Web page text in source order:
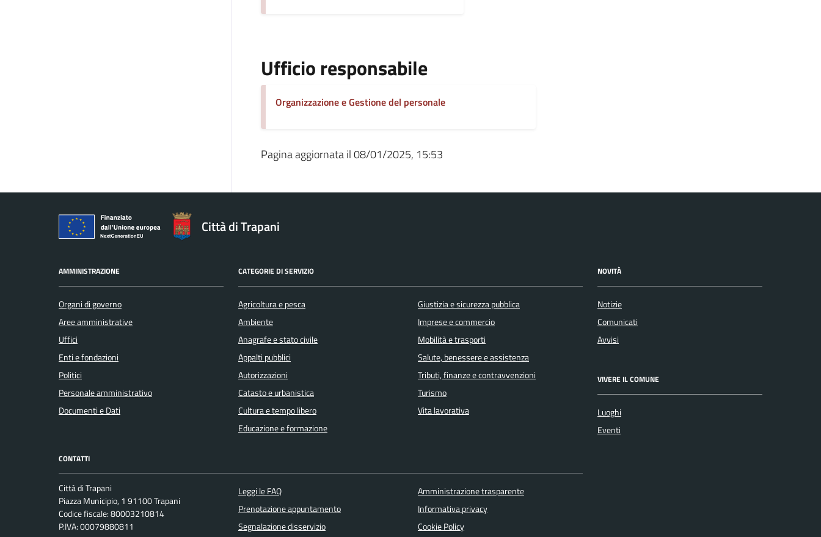
Ufficio responsabile
Organizzazione e Gestione del personale
Pagina aggiornata il 08/01/2025, 15:53
Città di Trapani
AMMINISTRAZIONE
Organi di governo
Aree amministrative
Uffici
Enti e fondazioni
Politici
Personale amministrativo
Documenti e Dati
CATEGORIE DI SERVIZIO
Agricoltura e pesca
Ambiente
Anagrafe e stato civile
Appalti pubblici
Autorizzazioni
Catasto e urbanistica
Cultura e tempo libero
Educazione e formazione
Giustizia e sicurezza pubblica
Imprese e commercio
Mobilità e trasporti
Salute, benessere e assistenza
Tributi, finanze e contravvenzioni
Turismo
Vita lavorativa
NOVITÀ
Notizie
Comunicati
Avvisi
VIVERE IL COMUNE
Luoghi
Eventi
CONTATTI
Città di Trapani
Piazza Municipio, 1 91100 Trapani
Codice fiscale: 80003210814
P.IVA: 00079880811
Leggi le FAQ
Prenotazione appuntamento
Segnalazione disservizio
Amministrazione trasparente
Informativa privacy
Cookie Policy